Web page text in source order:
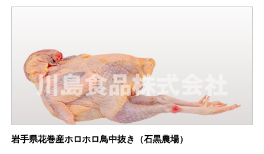
岩手県花巻産ホロホロ鳥中抜き（石黒農場）